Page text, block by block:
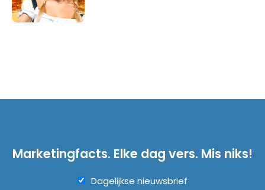
Marketingfacts. Elke dag vers. Mis niks!
Dagelijkse nieuwsbrief